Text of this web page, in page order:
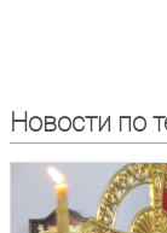
Новости по